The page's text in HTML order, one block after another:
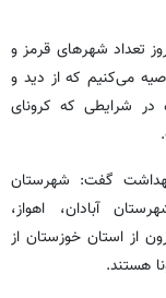
تعداد شهرهای قرمز و
می‌کنیم که از دید و
در شرایطی که کرونای
گفت: شهرستان
آبادان، اهواز،
از استان خوزستان از
هستند.